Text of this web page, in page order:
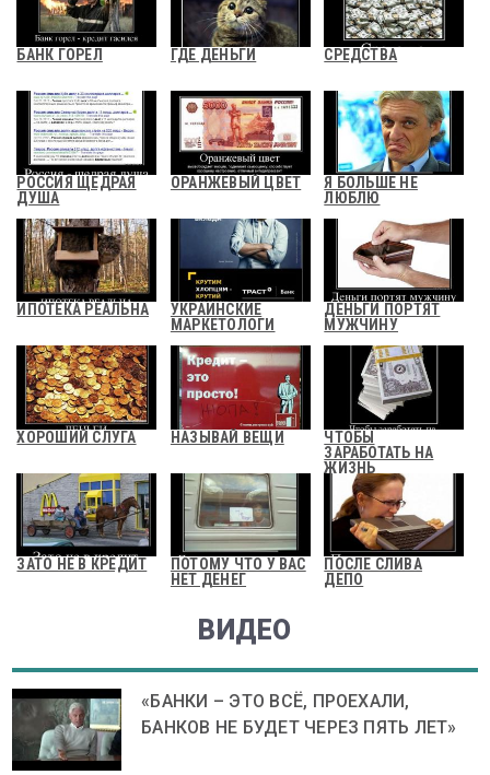
БАНК ГОРЕЛ ГДЕ ДЕНЬГИ СРЕДСТВА
РОССИЯ ЩЕДРАЯ
ДУША
ОРАНЖЕВЫЙ ЦВЕТ
Я БОЛЬШЕ НЕ
ЛЮБЛЮ
ИПОТЕКА РЕАЛЬНА
УКРАИНСКИЕ
МАРКЕТОЛОГИ
ДЕНЬГИ ПОРТЯТ
МУЖЧИНУ
ХОРОШИЙ СЛУГА НАЗЫВАЙ ВЕЩИ
ЧТОБЫ
ЗАРАБОТАТЬ НА
ЖИЗНЬ
ЗАТО НЕ В КРЕДИТ
ПОТОМУ ЧТО У ВАС
НЕТ ДЕНЕГ
ПОСЛЕ СЛИВА
ДЕПО
ВИДЕО
«БАНКИ – ЭТО ВСЁ, ПРОЕХАЛИ,
БАНКОВ НЕ БУДЕТ ЧЕРЕЗ ПЯТЬ ЛЕТ»